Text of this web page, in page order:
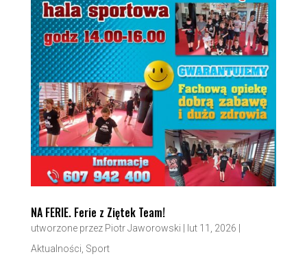
NA FERIE. Ferie z Ziętek Team!
utworzone przez Piotr Jaworowski lut 11, 2026
Aktualności, Sport